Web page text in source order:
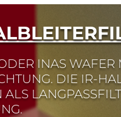
More
INAS WAFER
DIE IR-